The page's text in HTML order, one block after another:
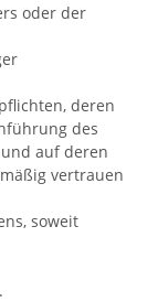
oder der
deren
des
auf deren
vertrauen
soweit